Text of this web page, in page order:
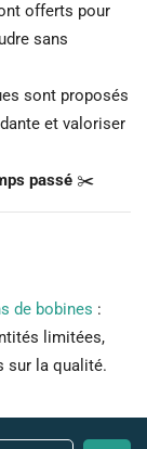
offerts pour
sans
sont proposés
et valoriser
passé ✂️
de bobines :
limitées,
sur la qualité.